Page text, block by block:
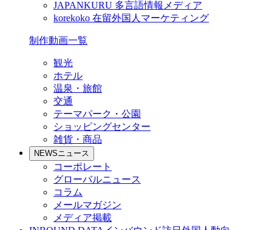
JAPANKURU 多言語情報メディア
korekoko 在留外国人マーケティング
制作動画一覧
観光
ホテル
温泉・旅館
交通
テーマパーク・公園
ショッピングセンター
雑貨・商品
NEWSニュース
コーポレート
グローバルニュース
コラム
メールマガジン
メディア掲載